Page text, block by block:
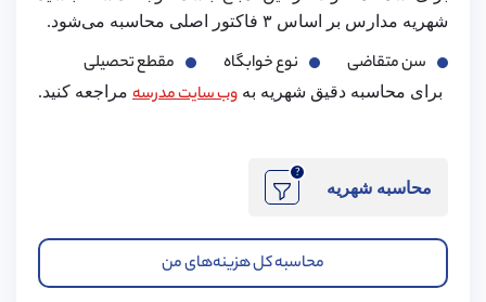
شهریه مدارس بر اساس ۳ فاکتور اصلی محاسبه می‌شود.
سن متقاضی نوع خوابگاه مقطع تحصیلی
برای محاسبه دقیق شهریه به وب سایت مدرسه مراجعه کنید.
محاسبه شهریه
?
محاسبه کل هزینه‌های من